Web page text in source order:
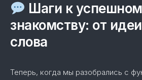
Шаги к
знакомству: от
слова
Теперь, когда мы разобрались с